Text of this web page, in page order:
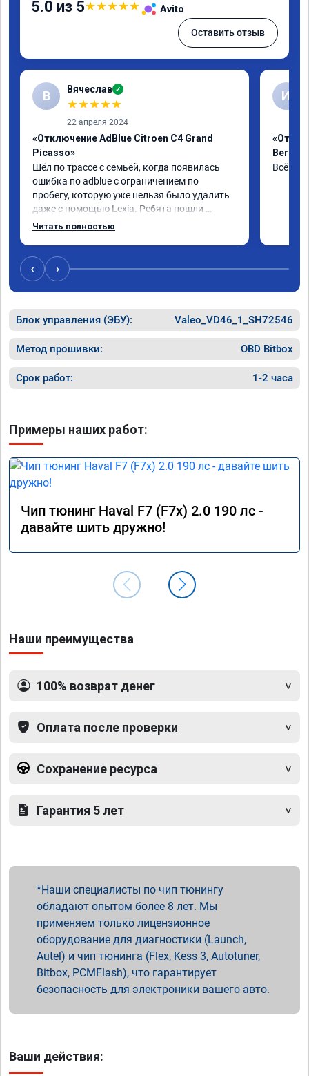
5.0 из 5★★★★★ Avito
Оставить отзыв
В Вячеслав ✓
★★★★★
22 апреля 2024
«Отключение AdBlue Citroen C4 Grand
Picasso»
Шёл по трассе с семьёй, когда появилась
ошибка по adblue с ограничением по
пробегу, которую уже нельзя было удалить
даже с помощью Lexia. Ребята пошли
навстречу, оперативно приняли и за час
Читать полностью
И
Всё
‹ ›
Блок управления (ЭБУ): Valeo_VD46_1_SH72546
Метод прошивки: OBD Bitbox
Срок работ: 1-2 часа
Примеры наших работ:
Чип тюнинг Haval F7 (F7x) 2.0 190 лс -
давайте шить дружно!
Наши преимущества
100% возврат денег
Оплата после проверки
Сохранение ресурса
Гарантия 5 лет
Наши специалисты по чип тюнингу
обладают опытом более 8 лет. Мы
применяем только лицензионное
оборудование для диагностики (Launch,
Autel) и чип тюнинга (Flex, Kess 3, Autotuner,
Bitbox, PCMFlash), что гарантирует
безопасность для электроники вашего авто.
Ваши действия: